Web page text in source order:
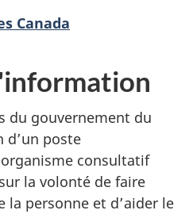
Canada
du gouvernement du
d’un poste
consultatif
la volonté de faire
la personne et d’aider le